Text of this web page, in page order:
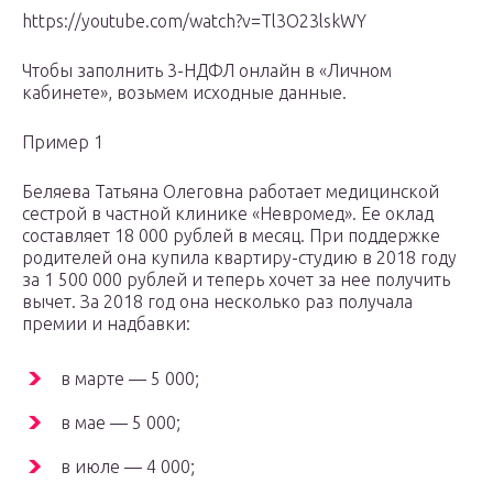
https://youtube.com/watch?v=Tl3O23lskWY
Чтобы заполнить 3-НДФЛ онлайн в «Личном
кабинете», возьмем исходные данные.
Пример 1
Беляева Татьяна Олеговна работает медицинской
сестрой в частной клинике «Невромед». Ее оклад
составляет 18 000 рублей в месяц. При поддержке
родителей она купила квартиру-студию в 2018 году
за 1 500 000 рублей и теперь хочет за нее получить
вычет. За 2018 год она несколько раз получала
премии и надбавки:
в марте — 5 000;
в мае — 5 000;
в июле — 4 000;